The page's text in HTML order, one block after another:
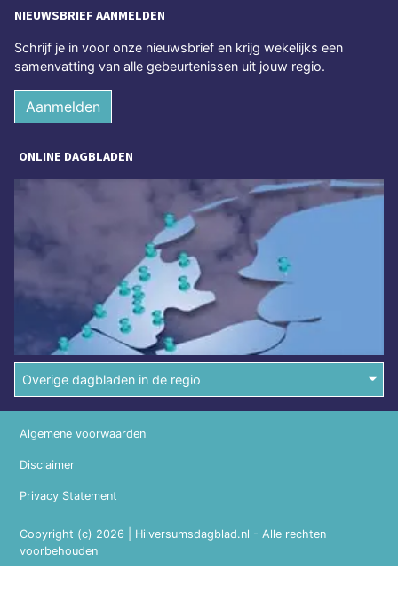
NIEUWSBRIEF AANMELDEN
Schrijf je in voor onze nieuwsbrief en krijg wekelijks een
samenvatting van alle gebeurtenissen uit jouw regio.
Aanmelden
ONLINE DAGBLADEN
Overige dagbladen in de regio
Copyright (c) 2026 | Hilversumsdagblad.nl - Alle rechten
voorbehouden
Algemene voorwaarden
Disclaimer
Privacy Statement